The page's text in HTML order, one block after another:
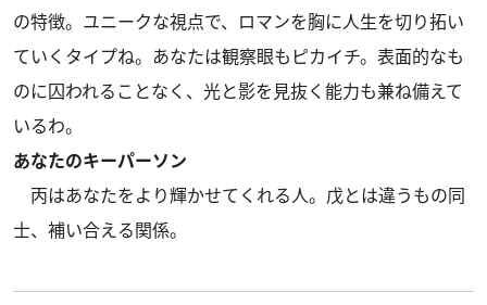
の特徴。ユニークな視点で、ロマンを胸に人生を切り拓い
ていくタイプね。あなたは観察眼もピカイチ。表面的なも
のに囚われることなく、光と影を見抜く能力も兼ね備えて
いるわ。
あなたのキーパーソン
丙はあなたをより輝かせてくれる人。戊とは違うもの同
士、補い合える関係。